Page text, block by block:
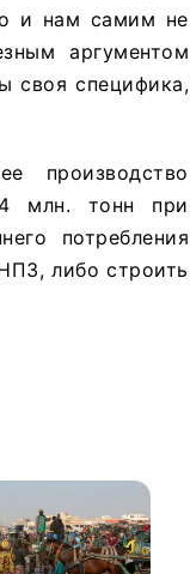
и нам самим не
аргументом
своя специфика,
производство
млн. тонн при
потребления
либо строить